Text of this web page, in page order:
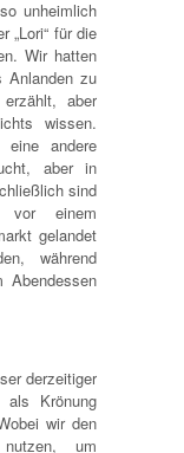
unheimlich
„Lori“ für die
Wir hatten
Anlanden zu
aber
wissen.
andere
aber in
sind
einem
gelandet
während
derzeitiger
als Krönung
wir den
um